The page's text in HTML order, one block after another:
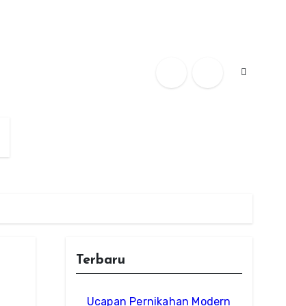
Terbaru
Ucapan Pernikahan Modern